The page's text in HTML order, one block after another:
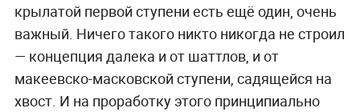
крылатой первой ступени есть ещё один, очень
важный. Ничего такого никто никогда не строил
— концепция далека и от шаттлов, и от
макеевско-масковской ступени, садящейся на
хвост. И на проработку этого принципиально